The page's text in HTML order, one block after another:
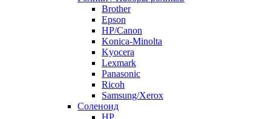
Brother
Epson
HP/Canon
Konica-Minolta
Kyocera
Lexmark
Panasonic
Ricoh
Samsung/Xerox
Соленоид
HP